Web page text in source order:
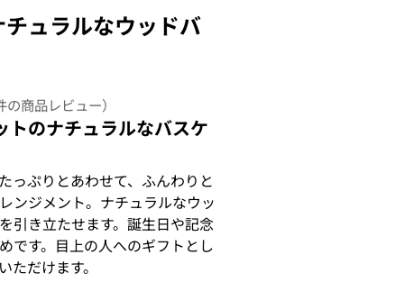
ュラルなウッドバ
の商品レビュー）
トのナチュラルなバスケ
っぷりとあわせて、ふんわりと
ンジメント。ナチュラルなウッ
引き立たせます。誕生日や記念
です。目上の人へのギフトとし
ただけます。